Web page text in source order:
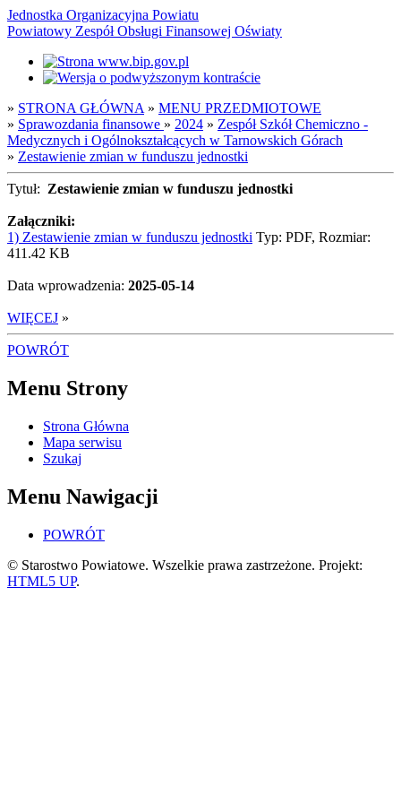
Jednostka Organizacyjna Powiatu
Powiatowy Zespół Obsługi Finansowej Oświaty
» STRONA GŁÓWNA » MENU PRZEDMIOTOWE
» Sprawozdania finansowe » 2024 » Zespół Szkół Chemiczno -
Medycznych i Ogólnokształcących w Tarnowskich Górach
» Zestawienie zmian w funduszu jednostki
Tytuł: Zestawienie zmian w funduszu jednostki
Załączniki:
1) Zestawienie zmian w funduszu jednostki Typ: PDF, Rozmiar:
411.42 KB
Data wprowadzenia: 2025-05-14
WIĘCEJ »
POWRÓT
Menu Strony
Strona Główna
Mapa serwisu
Szukaj
Menu Nawigacji
POWRÓT
© Starostwo Powiatowe. Wszelkie prawa zastrzeżone. Projekt:
HTML5 UP.